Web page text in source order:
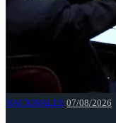
NACIONALES 07/08/2026